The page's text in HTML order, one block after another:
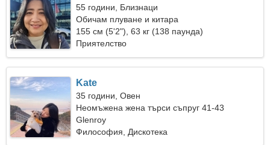
55 години, Близнаци
Обичам плуване и китара
155 см (5'2"), 63 кг (138 паунда)
Приятелство
Kate
35 години, Овен
Неомъжена жена търси съпруг 41-43
Glenroy
Философия, Дискотека